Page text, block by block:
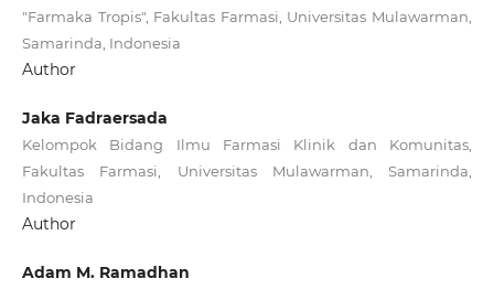
"Farmaka Tropis", Fakultas Farmasi, Universitas Mulawarman,
Samarinda, Indonesia
Author
Jaka Fadraersada
Kelompok Bidang Ilmu Farmasi Klinik dan Komunitas,
Fakultas Farmasi, Universitas Mulawarman, Samarinda,
Indonesia
Author
Adam M. Ramadhan